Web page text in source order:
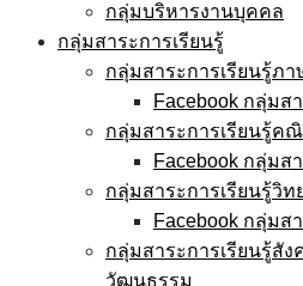
กลุ่มบริหารงานบุคคล
กลุ่มสาระการเรียนรู้
กลุ่มสาระการเรียนรู้ภา
Facebook กลุ่มส
กลุ่มสาระการเรียนรู้ค
Facebook กลุ่ม
กลุ่มสาระการเรียนรู้วิ
Facebook กลุ่มส
กลุ่มสาระการเรียนรู้สั
วัฒนธรรม